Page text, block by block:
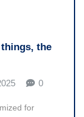
the
0
for